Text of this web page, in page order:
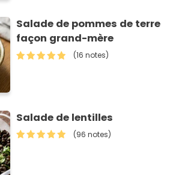
Salade de pommes de terre
façon grand-mère
(16 notes)
Salade de lentilles
(96 notes)